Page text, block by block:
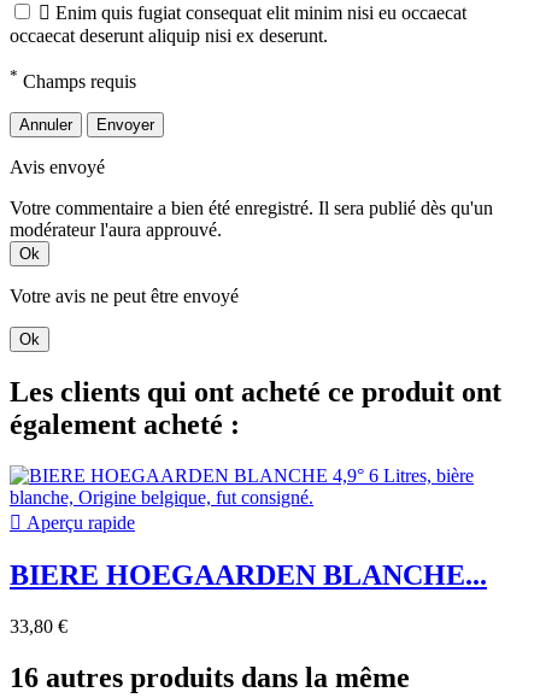
 Enim quis fugiat consequat elit minim nisi eu occaecat
occaecat deserunt aliquip nisi ex deserunt.
* Champs requis
Annuler Envoyer
Avis envoyé
Votre commentaire a bien été enregistré. Il sera publié dès qu'un
modérateur l'aura approuvé.
Ok
Votre avis ne peut être envoyé
Ok
Les clients qui ont acheté ce produit ont
également acheté :
 Aperçu rapide
BIERE HOEGAARDEN BLANCHE...
33,80 €
16 autres produits dans la même